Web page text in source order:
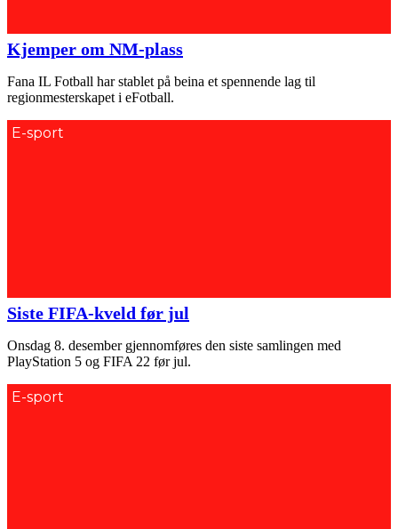
Kjemper om NM-plass
Fana IL Fotball har stablet på beina et spennende lag til
regionmesterskapet i eFotball.
E-sport
Siste FIFA-kveld før jul
Onsdag 8. desember gjennomføres den siste samlingen med
PlayStation 5 og FIFA 22 før jul.
E-sport